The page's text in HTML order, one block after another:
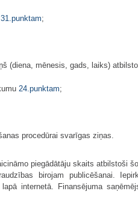
31.punktam;
(diena, mēnesis, gads, laiks)
24.punktam;
procedūrai svarīgas ziņas.
piegādātāju skaits atbilstoši
birojam publicēšanai.
internetā. Finansējuma